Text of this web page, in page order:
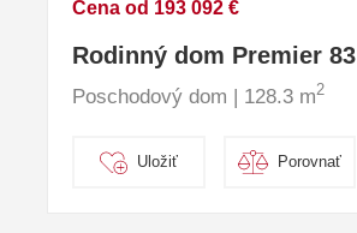
Cena od 193 092 €
Rodinný dom Premier 83
Poschodový dom | 128.3 m2
Uložiť Porovnať